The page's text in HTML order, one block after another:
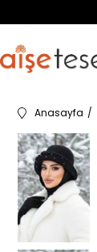
Anasayfa